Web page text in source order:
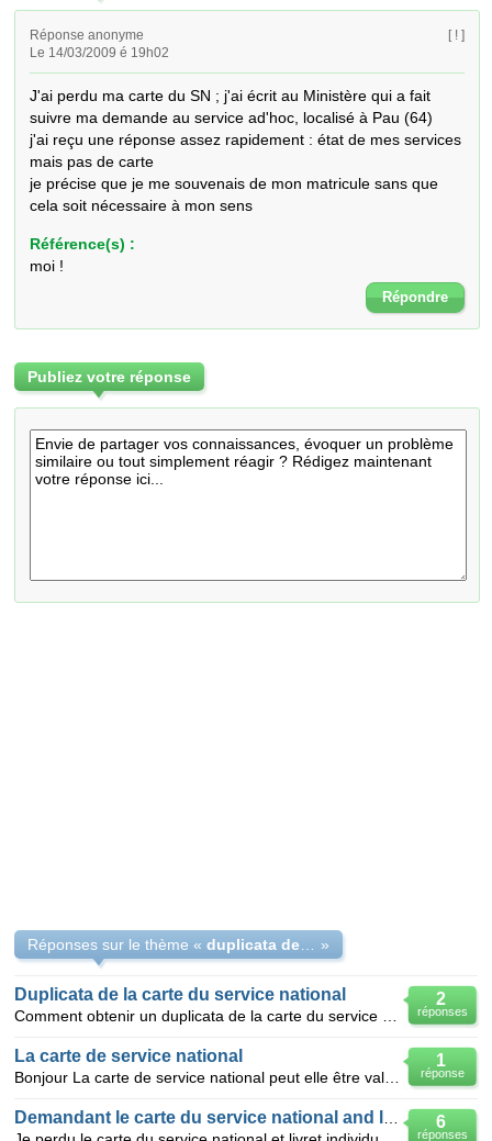
Réponse anonyme
Le 14/03/2009 é 19h02
[ ! ]
J'ai perdu ma carte du SN ; j'ai écrit au Ministère qui a fait
suivre ma demande au service ad'hoc, localisé à Pau (64)
j'ai reçu une réponse assez rapidement : état de mes services
mais pas de carte
je précise que je me souvenais de mon matricule sans que
cela soit nécessaire à mon sens
Référence(s) :
moi !
Répondre
Publiez votre réponse
Réponses sur le thème « »
2
réponses
Duplicata de la carte du service national
1
réponse
La carte de service national
6
réponses